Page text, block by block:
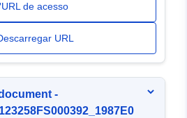
URL de acesso
URL
-